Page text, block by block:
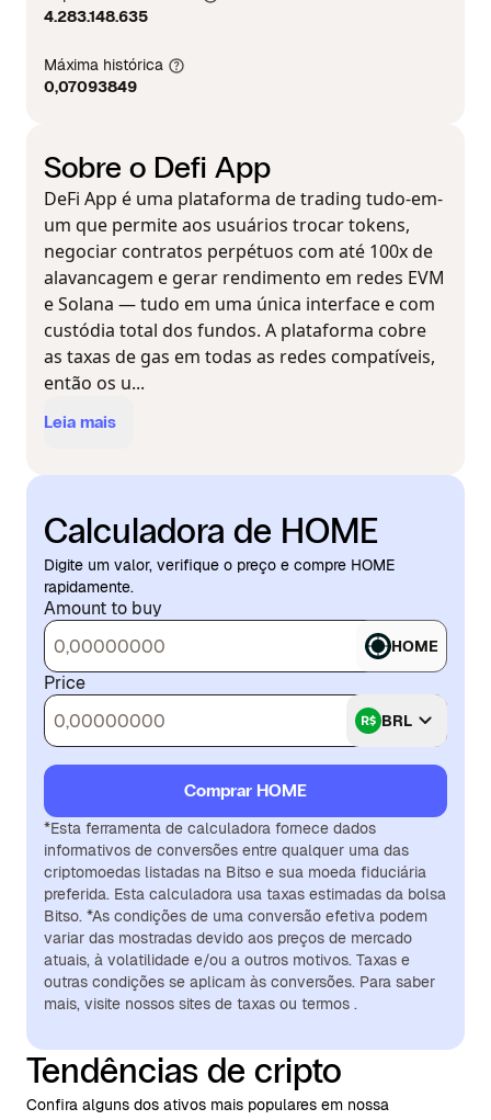
4.283.148.635
Máxima histórica
0,07093849
Sobre o Defi App
DeFi App é uma plataforma de trading tudo-em-
um que permite aos usuários trocar tokens,
negociar contratos perpétuos com até 100x de
alavancagem e gerar rendimento em redes EVM
e Solana — tudo em uma única interface e com
custódia total dos fundos. A plataforma cobre
as taxas de gas em todas as redes compatíveis,
então os u...
Leia mais
Calculadora de HOME
Digite um valor, verifique o preço e compre HOME
rapidamente.
Amount to buy
HOME
Price
BRL
Comprar HOME
*Esta ferramenta de calculadora fornece dados
informativos de conversões entre qualquer uma das
criptomoedas listadas na Bitso e sua moeda fiduciária
preferida. Esta calculadora usa taxas estimadas da bolsa
Bitso. *As condições de uma conversão efetiva podem
variar das mostradas devido aos preços de mercado
atuais, à volatilidade e/ou a outros motivos. Taxas e
outras condições se aplicam às conversões. Para saber
mais, visite nossos sites de taxas ou termos .
Tendências de cripto
Confira alguns dos ativos mais populares em nossa